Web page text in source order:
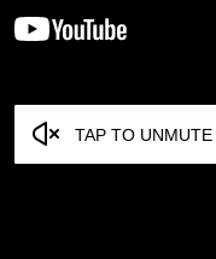
TAP TO UNMUTE